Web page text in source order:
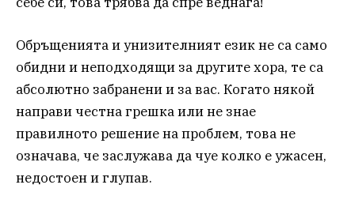
Обръщенията и унизителният език не са само
обидни и неподходящи за другите хора, те са
абсолютно забранени и за вас. Когато някой
направи честна грешка или не знае
правилното решение на проблем, това не
означава, че заслужава да чуе колко е ужасен,
недостоен и глупав.